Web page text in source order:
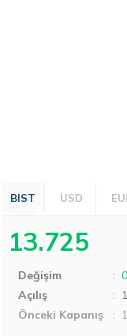
BIST USD
13.725
Değişim :
Açılış
:
Önceki Kapanış
: